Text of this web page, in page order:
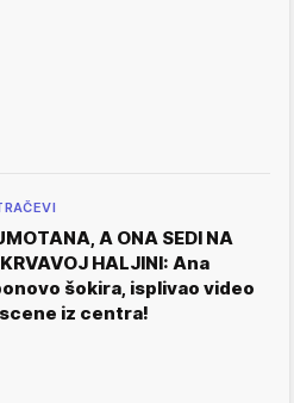
A ONA SEDI NA
KRVAVOJ HALJINI: Ana
šokira, isplivao video
iz centra!